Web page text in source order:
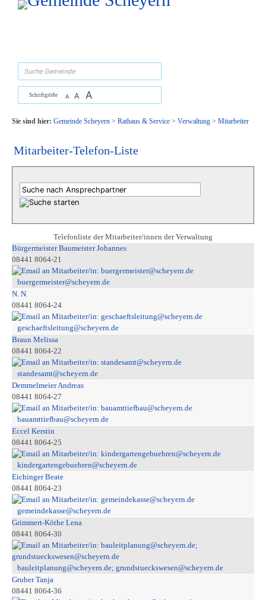
Zum Inhalt, zur Navigationoder zur Startseite springen.
Schriftgröße A A A
Sie sind hier: Gemeinde Scheyern> Rathaus & Service> Verwaltung> Mitarbeiter
Mitarbeiter-Telefon-Liste
Telefonliste der Mitarbeiter/innen der Verwaltung
Bürgermeister Baumeister Johannes
08441 8064-21
buergermeister@scheyern.de
N. N.
08441 8064-24
geschaeftsleitung@scheyern.de
Braun Melissa
08441 8064-22
standesamt@scheyern.de
Demmelmeier Andreas
08441 8064-27
bauamttiefbau@scheyern.de
Eccel Kerstin
08441 8064-25
kindergartengebuehren@scheyern.de
Eichinger Beate
08441 8064-23
gemeindekasse@scheyern.de
Grimmert-Köthe Lena
08441 8064-30
bauleitplanung@scheyern.de; grundstueckswesen@scheyern.de
Gruber Tanja
08441 8064-36